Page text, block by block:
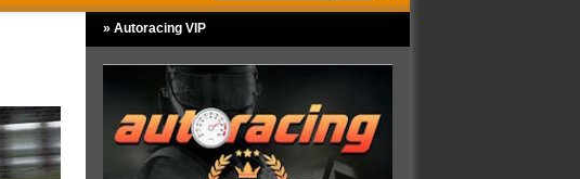
» Autoracing VIP